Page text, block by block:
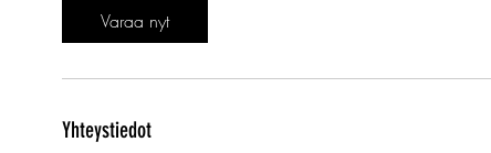
Varaa nyt
Yhteystiedot